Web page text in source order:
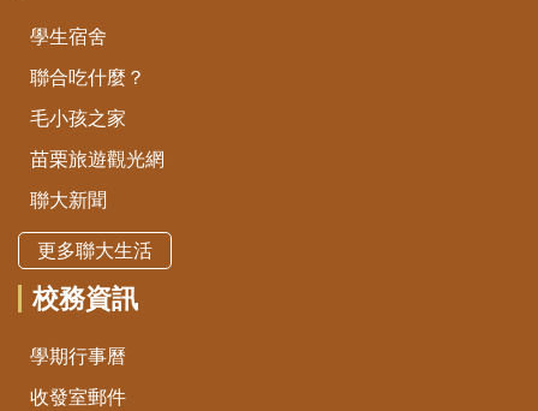
學生宿舍
聯合吃什麼？
毛小孩之家
苗栗旅遊觀光網
聯大新聞
更多聯大生活
校務資訊
學期行事曆
收發室郵件